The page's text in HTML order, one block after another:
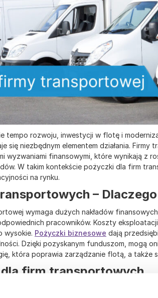
tempo rozwoju, inwestycji w flotę i
się niezbędnym elementem działania. Firmy
wyzwaniami finansowymi, które wynikają z
W takim kontekście pożyczki dla firm
na rynku.
–
wymaga dużych nakładów
pracowników. Koszty
wysokie. Pożyczki biznesowe dają
Dzięki pozyskanym funduszom, mogą
która poprawia zarządzanie flotą, a także
firm transportowych
przybierać różne formy, zależnie od